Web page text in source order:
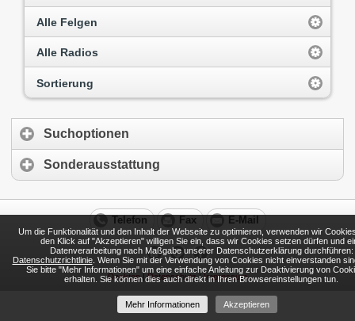
Um die Funktionalität und den Inhalt der Webseite zu optimieren, verwenden wir
den Klick auf "Akzeptieren" willigen Sie ein, dass wir Cookies setzen dürfen und
Datenverarbeitung nach Maßgabe unserer Datenschutzerklärung durchführen:
Datenschutzrichtlinie. Wenn Sie mit der Verwendung von Cookies nicht einverstanden
Sie bitte "Mehr Informationen" um eine einfache Anleitung zur Deaktivierung von
erhalten. Sie können dies auch direkt in Ihren Browsereinstellungen tun.
Mehr Informationen Akzeptieren
Alle Felgen
Alle Radios
Sortierung
Suchoptionen
Sonderausstattung
Telefon Fax E-Mail
Desktop |Datenschutz |Impressum